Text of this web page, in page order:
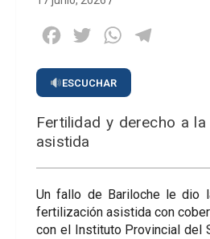
Facebook
Twitter WhatsApp
ESCUCHAR
Fertilidad y derecho a
asistida
Un fallo de Bariloche le dio
fertilización asistida con
con el Instituto Provincial del